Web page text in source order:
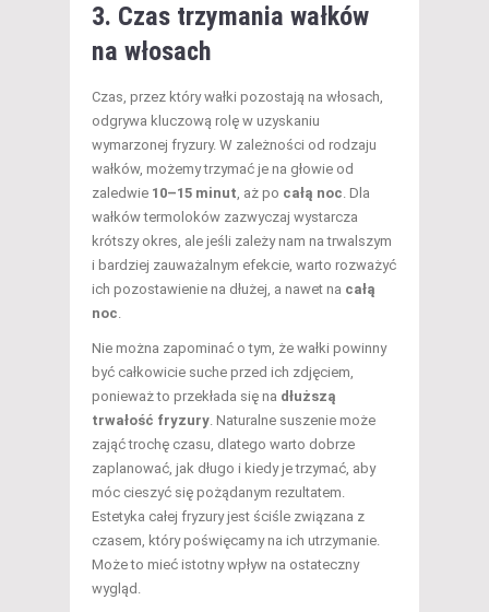
3. Czas trzymania wałków
na włosach
Czas, przez który wałki pozostają na włosach,
odgrywa kluczową rolę w uzyskaniu
wymarzonej fryzury. W zależności od rodzaju
wałków, możemy trzymać je na głowie od
zaledwie 10–15 minut, aż po całą noc. Dla
wałków termoloków zazwyczaj wystarcza
krótszy okres, ale jeśli zależy nam na trwalszym
i bardziej zauważalnym efekcie, warto rozważyć
ich pozostawienie na dłużej, a nawet na całą
noc.
Nie można zapominać o tym, że wałki powinny
być całkowicie suche przed ich zdjęciem,
ponieważ to przekłada się na dłuższą
trwałość fryzury. Naturalne suszenie może
zająć trochę czasu, dlatego warto dobrze
zaplanować, jak długo i kiedy je trzymać, aby
móc cieszyć się pożądanym rezultatem.
Estetyka całej fryzury jest ściśle związana z
czasem, który poświęcamy na ich utrzymanie.
Może to mieć istotny wpływ na ostateczny
wygląd.